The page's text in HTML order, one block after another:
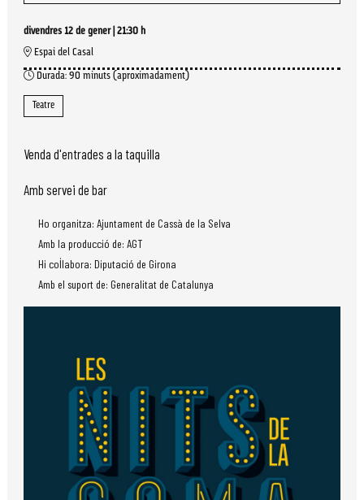
divendres 12 de gener| 21:30 h
Espai del Casal
Durada: 90 minuts (aproximadament)
Teatre
Venda d'entrades a la taquilla
Amb servei de bar
Ho organitza: Ajuntament de Cassà de la Selva
Amb la producció de: AGT
Hi col·labora: Diputació de Girona
Amb el suport de: Generalitat de Catalunya